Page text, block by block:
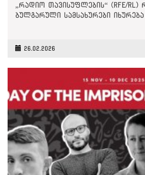
„რადიო თავისუფლების“ (RFE/RL)
ბულგარული სამსახურები იხურება
26.02.2026